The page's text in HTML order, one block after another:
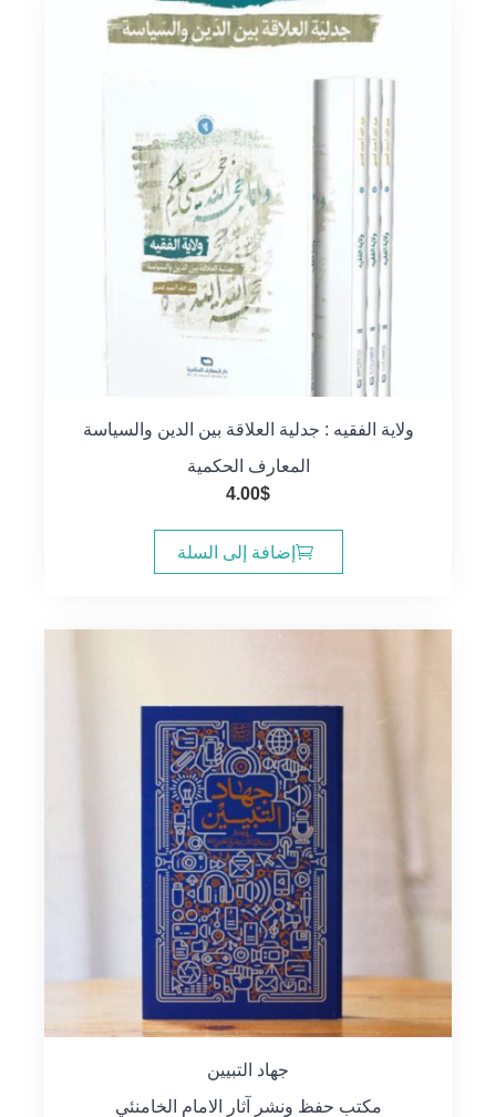
ولاية الفقيه : جدلية العلاقة بين الدين والسياسة
المعارف الحكمية
4.00$
إضافة إلى السلة
جهاد التبيين
مكتب حفظ ونشر آثار الامام الخامنئي